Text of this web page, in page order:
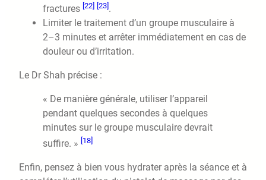
fractures [22] [23].
Limiter le traitement d’un groupe musculaire à
2–3 minutes et arrêter immédiatement en cas de
douleur ou d’irritation.
Le Dr Shah précise :
« De manière générale, utiliser l’appareil
pendant quelques secondes à quelques
minutes sur le groupe musculaire devrait
suffire. » [18]
Enfin, pensez à bien vous hydrater après la séance et à